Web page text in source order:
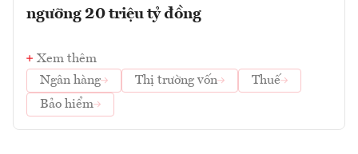
ngưỡng 20 triệu tỷ đồng
Xem thêm
Ngân hàng
Thị trường vốn
Thuế
Bảo hiểm